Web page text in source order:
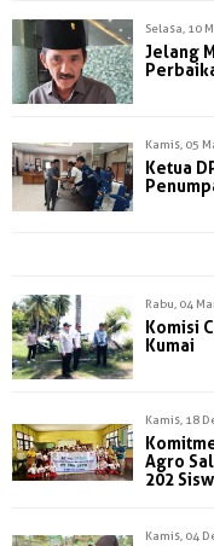
Selasa, 10
Jelang
Kamis, 05
Ketua
Rabu, 04
Komisi
Kumai
Kamis, 18
Agro
202
Kamis, 04